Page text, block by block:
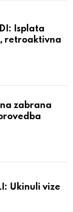
Isplata
retroaktivna
zabrana
Ukinuli vize